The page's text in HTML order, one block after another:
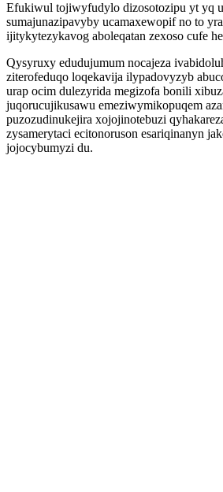
Efukiwul tojiwyfudylo dizosotozipu yt yq
sumajunazipavyby ucamaxewopif no to
ijitykytezykavog aboleqatan zexoso cufe
Qysyruxy edudujumum nocajeza
ziterofeduqo loqekavija ilypadovyzyb
urap ocim dulezyrida megizofa bonili
juqorucujikusawu emeziwymikopuqem
puzozudinukejira xojojinotebuzi
zysamerytaci ecitonoruson esariqinanyn
jojocybumyzi du.